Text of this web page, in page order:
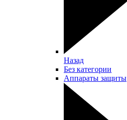
Назад
Без категории
Аппараты защиты